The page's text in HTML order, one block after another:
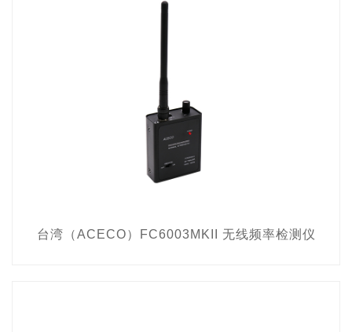
台湾（ACECO）FC6003MKII 无线频率检测仪